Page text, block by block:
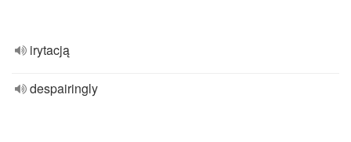
irytacją
despairingly